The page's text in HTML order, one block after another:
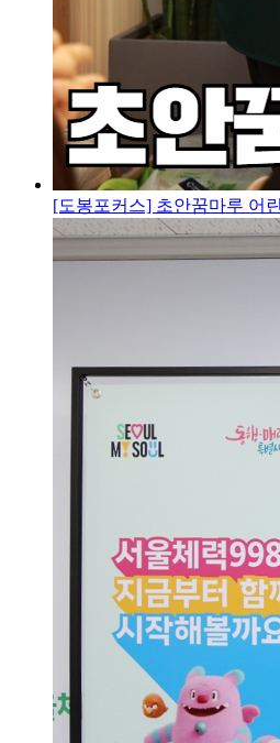
[도봉포커스] 초안꿈마루 어